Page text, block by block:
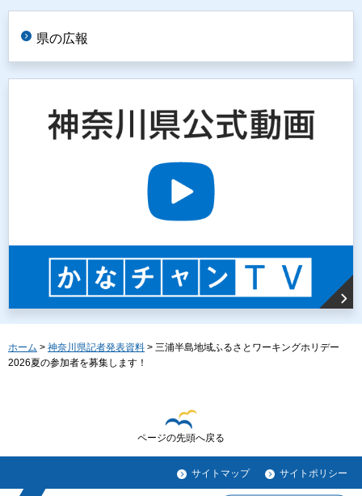
県の広報
ホーム > 神奈川県記者発表資料 > 三浦半島地域ふるさとワーキングホリデー
2026夏の参加者を募集します！
ページの先頭へ戻る
サイトマップ サイトポリシー